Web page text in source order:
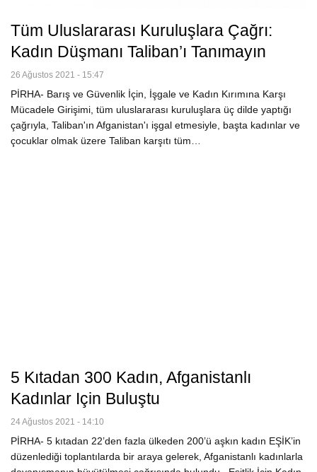
Tüm Uluslararası Kuruluşlara Çağrı:
Kadın Düşmanı Taliban’ı Tanımayın
26 Ağustos 2021 - 15:47
PİRHA- Barış ve Güvenlik İçin, İşgale ve Kadın Kırımına Karşı
Mücadele Girişimi, tüm uluslararası kuruluşlara üç dilde yaptığı
çağrıyla, Taliban'ın Afganistan'ı işgal etmesiyle, başta kadınlar ve
çocuklar olmak üzere Taliban karşıtı tüm…
5 Kıtadan 300 Kadın, Afganistanlı
Kadınlar Için Buluştu
24 Ağustos 2021 - 14:10
PİRHA- 5 kıtadan 22’den fazla ülkeden 200’ü aşkın kadın EŞİK’in
düzenlediği toplantılarda bir araya gelerek, Afganistanlı kadınlarla